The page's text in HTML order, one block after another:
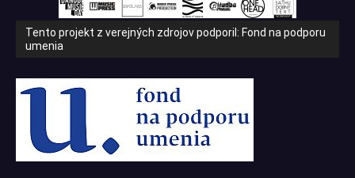
Tento projekt z verejných zdrojov podporil: Fond na podporu
umenia